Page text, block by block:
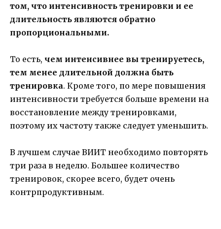
том, что интенсивность тренировки и ее
длительность являются обратно
пропорциональными.
То есть, чем интенсивнее вы тренируетесь,
тем менее длительной должна быть
тренировка. Кроме того, по мере повышения
интенсивности требуется больше времени на
восстановление между тренировками,
поэтому их частоту также следует уменьшить.
В лучшем случае ВИИТ необходимо повторять
три раза в неделю. Большее количество
тренировок, скорее всего, будет очень
контрпродуктивным.